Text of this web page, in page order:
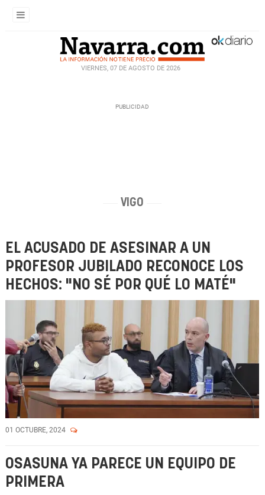
VIERNES, 07 DE AGOSTO DE 2026
VIGO
EL ACUSADO DE ASESINAR A UN
PROFESOR JUBILADO RECONOCE LOS
HECHOS: "NO SÉ POR QUÉ LO MATÉ"
01 OCTUBRE, 2024
OSASUNA YA PARECE UN EQUIPO DE
PRIMERA